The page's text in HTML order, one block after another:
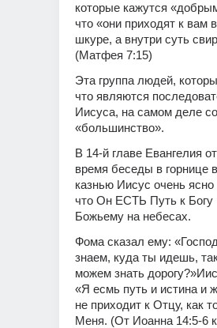
которые кажутся
что «они приходят к вам
шкуре, а внутри суть
(Матфея 7:15)
Эта группа людей,
что являются
Иисуса, на самом деле
«большинство».
В 14-й главе Евангелия
время беседы в горнице
казнью Иисус очень ясно
что Он ЕСТЬ Путь к Богу
Божьему на небесах.
Фома сказал ему:
знаем, куда ты идешь,
можем знать
«Я есмь путь и истина и
не приходит к Отцу, как
Меня. (От Иоанна 14:5-6